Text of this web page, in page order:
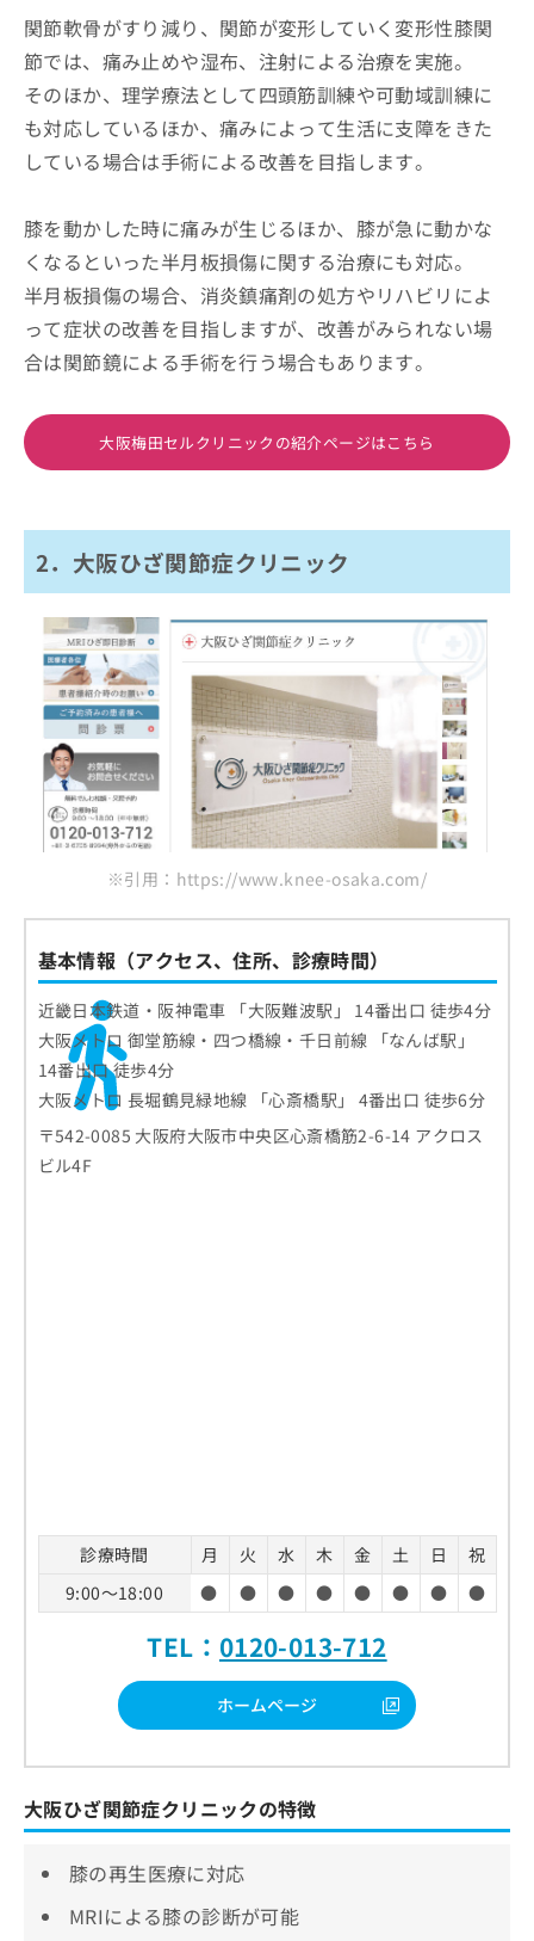
関節軟骨がすり減り、関節が変形していく変形性膝関
節では、痛み止めや湿布、注射による治療を実施。
そのほか、理学療法として四頭筋訓練や可動域訓練に
も対応しているほか、痛みによって生活に支障をきた
している場合は手術による改善を目指します。
膝を動かした時に痛みが生じるほか、膝が急に動かな
くなるといった半月板損傷に関する治療にも対応。
半月板損傷の場合、消炎鎮痛剤の処方やリハビリによ
って症状の改善を目指しますが、改善がみられない場
合は関節鏡による手術を行う場合もあります。
大阪梅田セルクリニックの紹介ページはこちら
2．大阪ひざ関節症クリニック
※引用：https://www.knee-osaka.com/
基本情報（アクセス、住所、診療時間）
近畿日本鉄道・阪神電車 「大阪難波駅」 14番出口 徒歩4分
大阪メトロ 御堂筋線・四つ橋線・千日前線 「なんば駅」
14番出口 徒歩4分
大阪メトロ 長堀鶴見緑地線 「心斎橋駅」 4番出口 徒歩6分
〒542-0085 大阪府大阪市中央区心斎橋筋2-6-14 アクロス
ビル4F
診療時間 月 火 水 木 金 土 日
祝
9:00～18:00
● ● ● ● ● ● ● ●
TEL： 0120-013-712
ホームページ
大阪ひざ関節症クリニックの特徴
膝の再生医療に対応
MRIによる膝の診断が可能